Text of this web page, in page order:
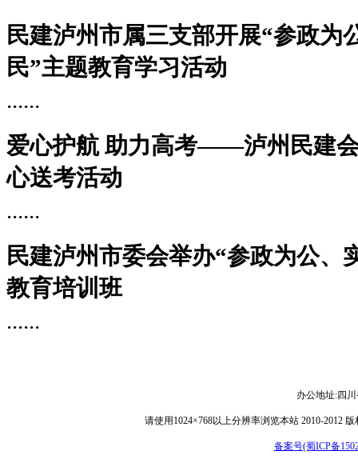
民建泸州市属三支部开展“参政为
民”主题教育学习活动
......
爱心护航 助力高考——泸州民建
心送考活动
......
民建泸州市委会举办“参政为公、
教育培训班
......
办公地址:四川
请使用1024×768以上分辨率浏览本站 2010-2012
备案号(蜀ICP备